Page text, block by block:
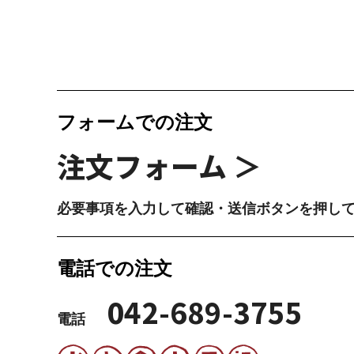
フォームでの注文
注文フォーム ＞
必要事項を入力して確認・送信ボタンを押して
電話での注文
電話 042-689-3755